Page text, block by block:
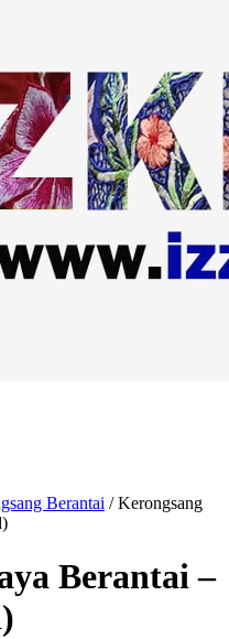
Berantai /Kerongsang
Berantai –